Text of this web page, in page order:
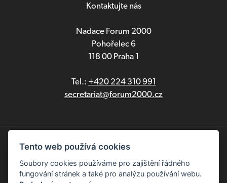
Kontaktujte nás
Nadace Forum 2000
Pohořelec 6
118 00 Praha 1
Tel.: +420 224 310 991
secretariat@forum2000.cz
Ochrana osobních údajů
English
Tento web používá cookies
Soubory cookies používáme pro zajištění řádného
fungování stránek a také pro analýzu používání webu.